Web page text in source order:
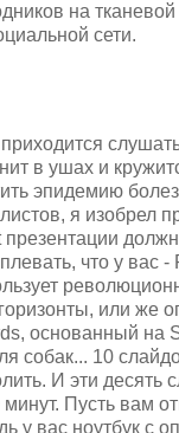
на
сети.
в ушах и
эпидемию
я изобрел
что у вас -
или же
основанный на
собак... 10
И эти десять
минут. Пусть вам
у вас ноутбук с